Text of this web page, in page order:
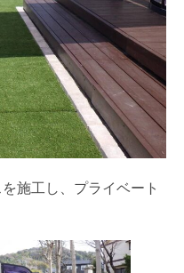
施工し、プライベート